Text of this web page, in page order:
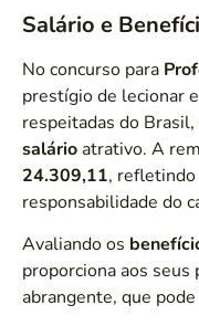
Salário e
No concurso para
prestígio de lecionar
respeitadas do
salário atrativo. A
24.309,11, refletindo
responsabilidade do
Avaliando os
proporciona aos
abrangente, que